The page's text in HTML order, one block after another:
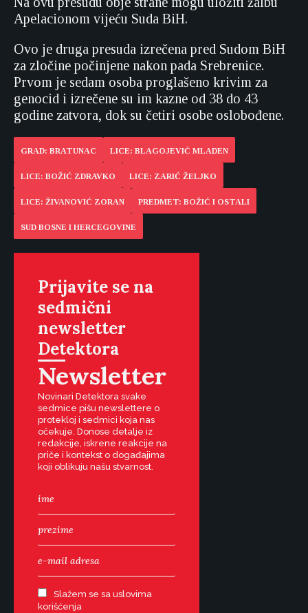
Apelacionom vijeću Suda BiH.
Ovo je druga presuda izrečena pred Sudom BiH
za zločine počinjene nakon pada Srebrenice.
Prvom je sedam osoba proglašeno krivim za
genocid i izrečene su im kazne od 38 do 43
godine zatvora, dok su četiri osobe oslobođene.
GRAD: BRATUNAC LICE: BLAGOJEVIĆ MLADEN
LICE: BOŽIĆ ZDRAVKO LICE: ZARIĆ ŽELJKO
LICE: ŽIVANOVIĆ ZORAN PREDMET: BOŽIĆ I OSTALI
SUD BOSNE I HERCEGOVINE
Prijavite se na
sedmični
newsletter
Detektora
Newsletter
Novinari Detektora svake
sedmice pišu newslettere o
protekloj i sedmici koja nas
očekuje. Donose detalje iz
redakcije, iskrene reakcije na
priče i kontekst o događajima
koji oblikuju našu stvarnost.
Slažem se sa uslovima
korišćenja